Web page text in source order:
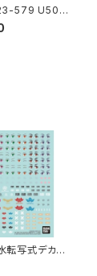
579 U50A
佐川急便) 2個
鉄道模型
転写式デカー